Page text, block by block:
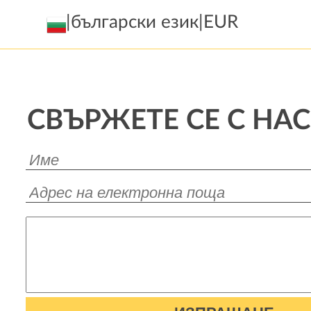
български език EUR
СВЪРЖЕТЕ СЕ С НАС